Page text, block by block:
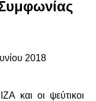
2018
και οι ψεύτικοι